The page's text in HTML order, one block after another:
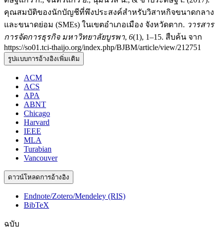
คุณสมบัติของนักบัญชีที่พึงประสงค์สำหรับวิสาหกิจขนาดกลาง
และขนาดย่อม (SMEs) ในเขตอำเภอเมือง จังหวัดตาก. วารสาร
การจัดการธุรกิจ มหาวิทยาลัยบูรพา, 6(1), 1–15. สืบค้น จาก
https://so01.tci-thaijo.org/index.php/BJBM/article/view/212751
รูปแบบการอ้างอิงเพิ่มเติม
ACM
ACS
APA
ABNT
Chicago
Harvard
IEEE
MLA
Turabian
Vancouver
ดาวน์โหลดการอ้างอิง
Endnote/Zotero/Mendeley (RIS)
BibTeX
ฉบับ